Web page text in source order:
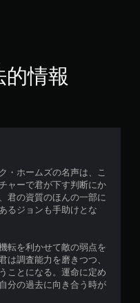
ョンは非常にクセがある
逆に生かす方が難しいの
らない場合が非常に緊張
た。 総括すると
すべて二次創作になりま
とてつもないです。恥ず
れたのですがこれゲーム
た。原作の要素を入れつ
期と若かりし頃をテーマ
ャプターワンを何気なく
対言おうと思っておりま
方はセールを狙ってみて
と幸いです。
情報
・ホームズの名声は、こ
ャーで君が下す判断にか
君の資質のほんの一部に
るジョンも手助けとな
転を利かせて敵の弱点を
は調査能力を磨きつつ、
ことになる。運命に定め
分の過去に向き合う時が